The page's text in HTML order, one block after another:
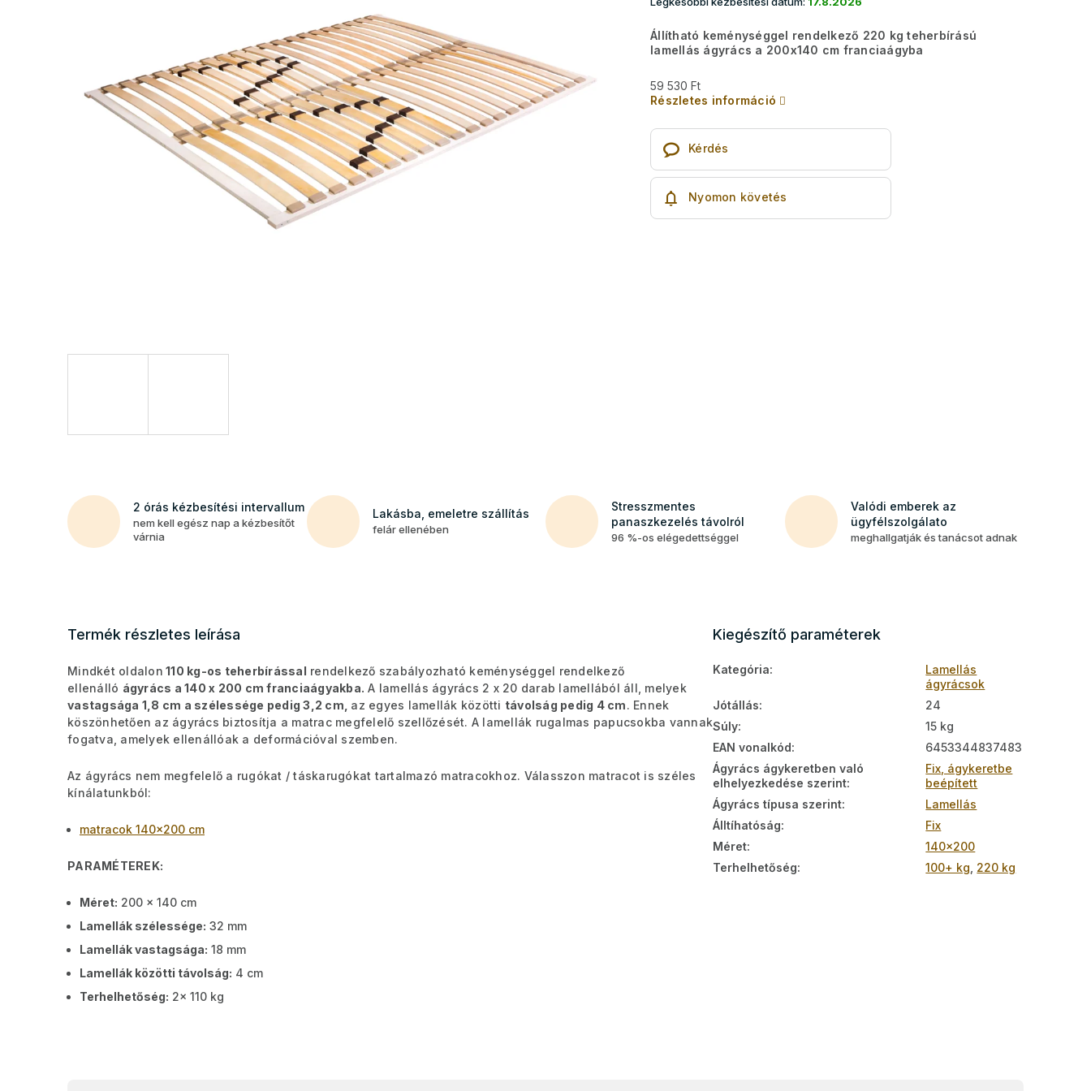
Állítható keménységgel rendelkező 220 kg teherbírású
lamellás ágyrács a 200x140 cm franciaágyba
59 530 Ft
Részletes információ
Kérdés
Nyomon követés
2 órás kézbesítési intervallum
nem kell egész nap a kézbesítőt
várnia
Lakásba, emeletre szállítás
felár ellenében
Stresszmentes
panaszkezelés távolról
96 %-os elégedettséggel
Valódi emberek az
ügyfélszolgálato
meghallgatják és tanácsot adnak
Termék részletes leírása
Mindkét oldalon 110 kg-os teherbírással rendelkező szabályozható keménységgel rendelkező
ellenálló ágyrács a 140 x 200 cm franciaágyakba. A lamellás ágyrács 2 x 20 darab lamellából áll, melyek
vastagsága 1,8 cm a szélessége pedig 3,2 cm, az egyes lamellák közötti távolság pedig 4 cm. Ennek
köszönhetően az ágyrács biztosítja a matrac megfelelő szellőzését. A lamellák rugalmas papucsokba vannak
fogatva, amelyek ellenállóak a deformációval szemben.
Az ágyrács nem megfelelő a rugókat / táskarugókat tartalmazó matracokhoz. Válasszon matracot is széles
kínálatunkból:
matracok 140x200 cm
PARAMÉTEREK:
Méret: 200 x 140 cm
Lamellák szélessége: 32 mm
Lamellák vastagsága: 18 mm
Lamellák közötti távolság: 4 cm
Terhelhetőség: 2x 110 kg
Kiegészítő paraméterek
Kategória:
Lamellás
ágyrácsok
Jótállás:
24
Súly:
15 kg
EAN vonalkód:
6453344837483
Ágyrács ágykeretben való
elhelyezkedése szerint:
Fix, ágykeretbe
beépített
Ágyrács típusa szerint:
Lamellás
Álltíhatóság:
Fix
Méret:
140x200
Terhelhetőség: 100+ kg 220 kg